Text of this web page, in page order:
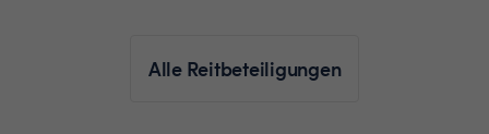
Alle Reitbeteiligungen